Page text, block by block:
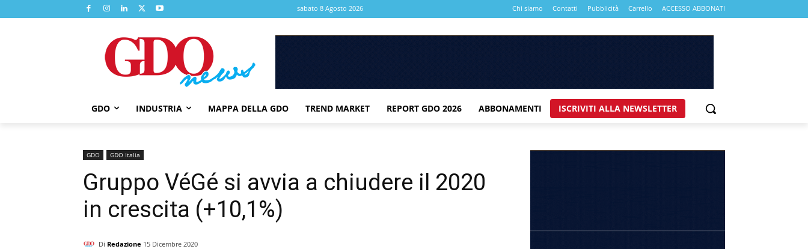
sabato 8 Agosto 2026 Chi siamo Contatti Pubblicità Carrello ACCESSO ABBONATI
GDO INDUSTRIA MAPPA DELLA GDO TREND MARKET REPORT GDO 2026 ABBONAMENTI ISCRIVITI ALLA NEWSLETTER
GDO GDO Italia
Gruppo VéGé si avvia a chiudere il 2020
in crescita (+10,1%)
Di Redazione 15 Dicembre 2020